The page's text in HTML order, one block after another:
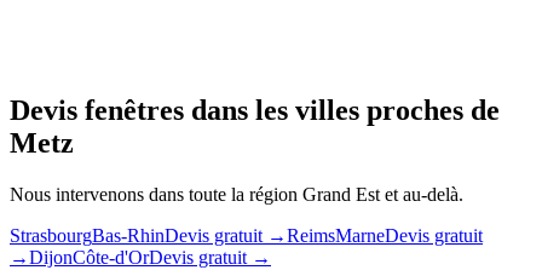
Devis fenêtres dans les villes proches de
Metz
Nous intervenons dans toute la région Grand Est et au-delà.
StrasbourgBas-RhinDevis gratuit →ReimsMarneDevis gratuit
→DijonCôte-d'OrDevis gratuit →